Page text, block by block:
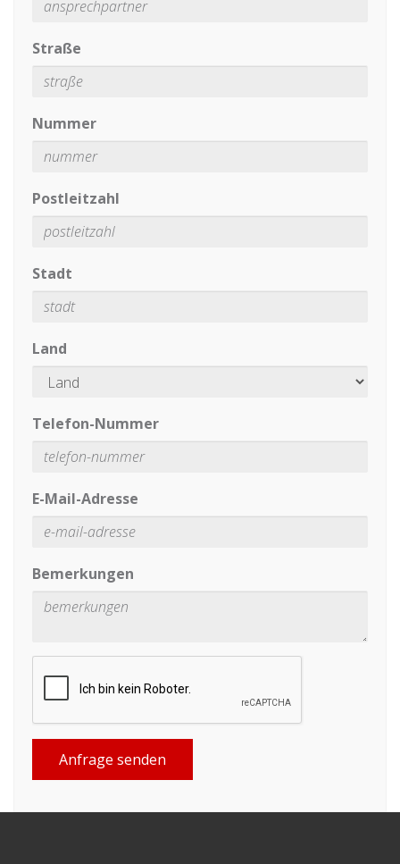
Straße
Nummer
Postleitzahl
Stadt
Land
Telefon-Nummer
E-Mail-Adresse
Bemerkungen
Anfrage senden